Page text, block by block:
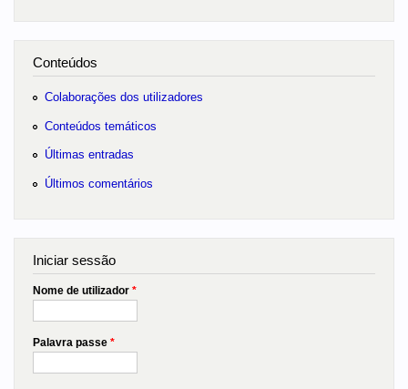
Conteúdos
Colaborações dos utilizadores
Conteúdos temáticos
Últimas entradas
Últimos comentários
Iniciar sessão
Nome de utilizador *
Palavra passe *